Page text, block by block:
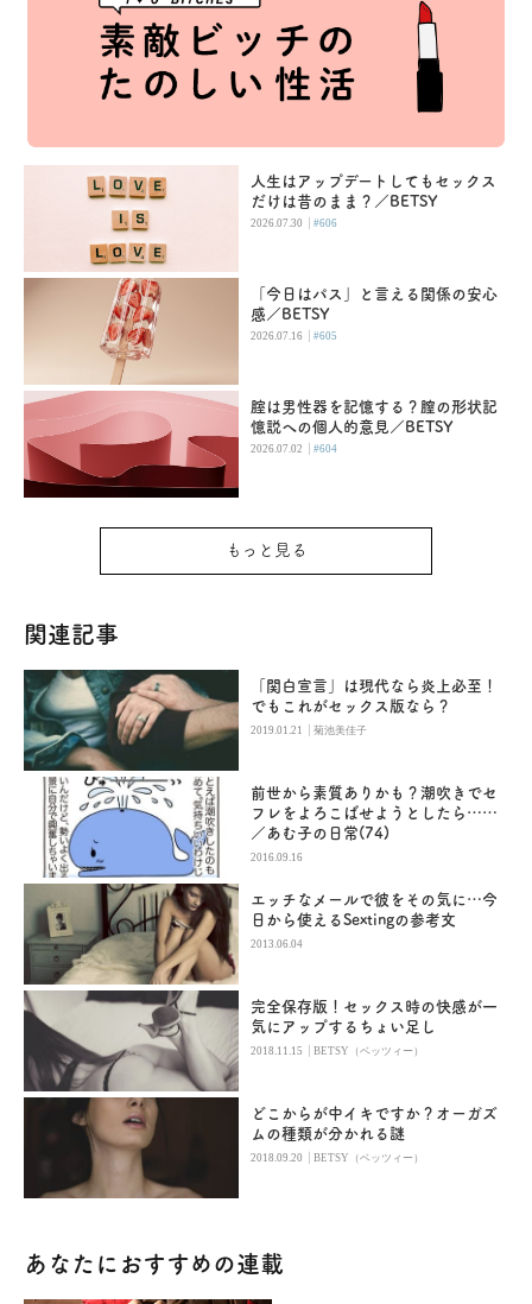
人生はアップデートしてもセックス
だけは昔のまま？／BETSY
2026.07.30 |#606
「今日はパス」と言える関係の安心
感／BETSY
2026.07.16 |#605
腟は男性器を記憶する？膣の形状記
憶説への個人的意見／BETSY
2026.07.02 |#604
もっと見る
関連記事
「関白宣言」は現代なら炎上必至！
でもこれがセックス版なら？
2019.01.21 |菊池美佳子
前世から素質ありかも？潮吹きでセ
フレをよろこばせようとしたら……
／あむ子の日常(74)
2016.09.16
エッチなメールで彼をその気に…今
日から使えるSextingの参考文
2013.06.04
完全保存版！セックス時の快感が一
気にアップするちょい足し
2018.11.15 |BETSY（ベッツィー）
どこからが中イキですか？オーガズ
ムの種類が分かれる謎
2018.09.20 |BETSY（ベッツィー）
あなたにおすすめの連載